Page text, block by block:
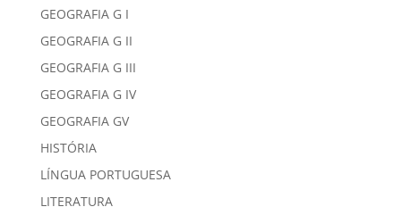
GEOGRAFIA G I
GEOGRAFIA G II
GEOGRAFIA G III
GEOGRAFIA G IV
GEOGRAFIA GV
HISTÓRIA
LÍNGUA PORTUGUESA
LITERATURA